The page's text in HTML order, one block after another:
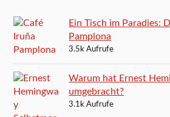
Ein Tisch im Paradies:
Pamplona
3.5k Aufrufe
Warum hat Ernest
umgebracht?
3.1k Aufrufe